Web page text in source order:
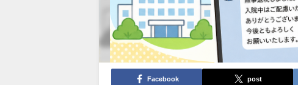
Facebook post